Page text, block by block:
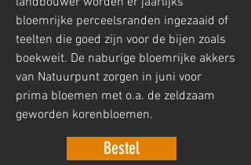
bloemrijke perceelsranden ingezaaid of
teelten die goed zijn voor de bijen zoals
boekweit. De naburige bloemrijke akkers
van Natuurpunt zorgen in juni voor
prima bloemen met o.a. de zeldzaam
geworden korenbloemen.
Bestel